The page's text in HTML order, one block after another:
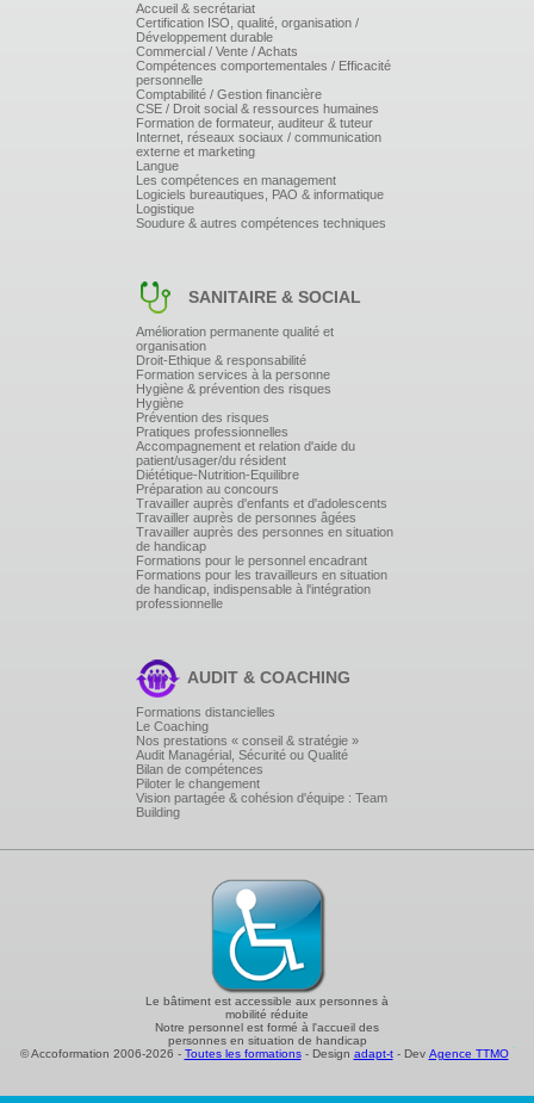
Accueil & secrétariat
Certification ISO, qualité, organisation /
Développement durable
Commercial / Vente / Achats
Compétences comportementales / Efficacité
personnelle
Comptabilité / Gestion financière
CSE / Droit social & ressources humaines
Formation de formateur, auditeur & tuteur
Internet, réseaux sociaux / communication
externe et marketing
Langue
Les compétences en management
Logiciels bureautiques, PAO & informatique
Logistique
Soudure & autres compétences techniques
SANITAIRE & SOCIAL
Amélioration permanente qualité et
organisation
Droit-Ethique & responsabilité
Formation services à la personne
Hygiène & prévention des risques
Hygiène
Prévention des risques
Pratiques professionnelles
Accompagnement et relation d'aide du
patient/usager/du résident
Diététique-Nutrition-Equilibre
Préparation au concours
Travailler auprès d'enfants et d'adolescents
Travailler auprès de personnes âgées
Travailler auprès des personnes en situation
de handicap
Formations pour le personnel encadrant
Formations pour les travailleurs en situation
de handicap, indispensable à l'intégration
professionnelle
AUDIT & COACHING
Formations distancielles
Le Coaching
Nos prestations « conseil & stratégie »
Audit Managérial, Sécurité ou Qualité
Bilan de compétences
Piloter le changement
Vision partagée & cohésion d'équipe : Team
Building
Le bâtiment est accessible aux personnes à
mobilité réduite
Notre personnel est formé à l'accueil des
personnes en situation de handicap
© Accoformation 2006-2026 - Toutes les formations- Design adapt-t- Dev Agence TTMO